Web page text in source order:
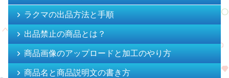
ラクマの出品方法と手順
出品禁止の商品とは？
商品画像のアップロードと加工のやり方
商品名と商品説明文の書き方